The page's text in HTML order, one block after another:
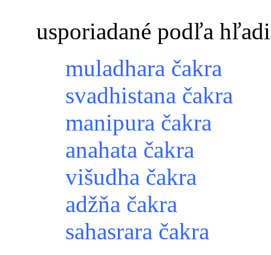
usporiadané podľa
muladhara čakra
svadhistana čakra
manipura čakra
anahata čakra
višudha čakra
adžňa čakra
sahasrara čakra